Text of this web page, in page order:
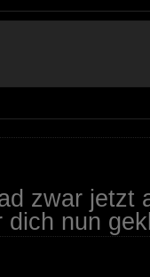
zwar jetzt
dich nun